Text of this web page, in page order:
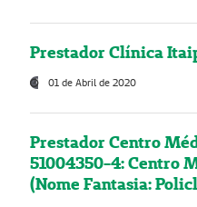
Prestador Clínica
01 de Abril de 2020
Prestador Centro
51004350-4: Centro
(Nome Fantasia: